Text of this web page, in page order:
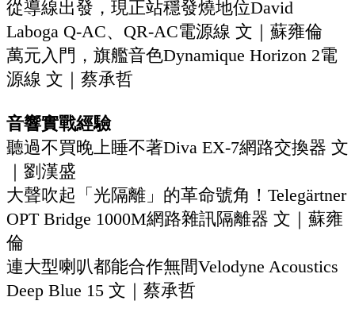
從導線出發，現正站穩發燒地位David
Laboga Q-AC、QR-AC電源線‭ ‬文｜蘇雍倫
萬元入門，旗艦音色Dynamique Horizon 2電
源線‭ ‬文｜蔡承哲
音響實戰經驗
‬聽過不買晚上睡不著Diva‭ ‬EX-7網路交換器‭ ‬文
｜劉漢盛
‬大聲吹起「光隔離」的革命號角！Telegärtner
OPT Bridge 1000M網路雜訊隔離器‭ ‬文｜蘇雍
倫
‬連大型喇叭都能合作無間Velodyne Acoustics
Deep Blue 15‭ ‬文｜蔡承哲